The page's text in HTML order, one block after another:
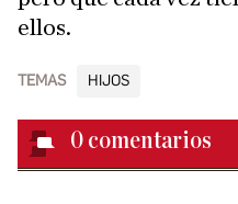
ellos.
TEMAS HIJOS
0 comentarios